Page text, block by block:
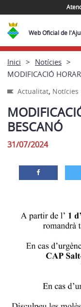
Web Oficial de
Inici
Notícies
MODIFICACIÓ
Actualitat, Notícies
BESCANÓ
31/07/2024